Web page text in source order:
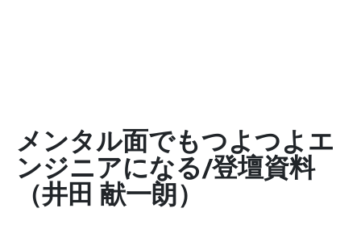
メンタル面でもつよつよエ
ンジニアになる/登壇資料
（井田 献一朗）